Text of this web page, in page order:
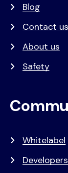
Blog
Contact us
About us
Safety
Whitelabel
Developers